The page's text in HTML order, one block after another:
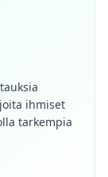
ihmiset
tarkempia